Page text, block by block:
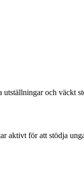
och väckt
aktivt för att stödja